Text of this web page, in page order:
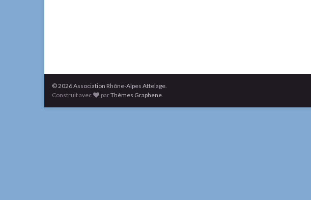
© 2026 Association Rhône-Alpes Attelage.
Construit avec
parThèmes Graphene